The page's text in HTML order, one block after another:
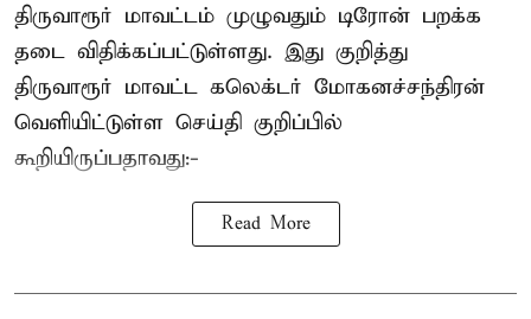
திருவாரூர் மாவட்டம் முழுவதும் டிரோன் பறக்க
தடை விதிக்கப்பட்டுள்ளது. இது குறித்து
திருவாரூர் மாவட்ட கலெக்டர் மோகனச்சந்திரன்
வெளியிட்டுள்ள செய்தி குறிப்பில்
கூறியிருப்பதாவது:-
Read More